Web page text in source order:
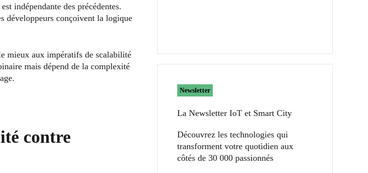
indépendante des précédentes.
développeurs conçoivent la logique
mieux aux impératifs de scalabilité
mais dépend de la complexité
contre
Newsletter
La Newsletter IoT et Smart City​
Découvrez les technologies qui
transforment votre quotidien aux
côtés de 30 000 passionnés